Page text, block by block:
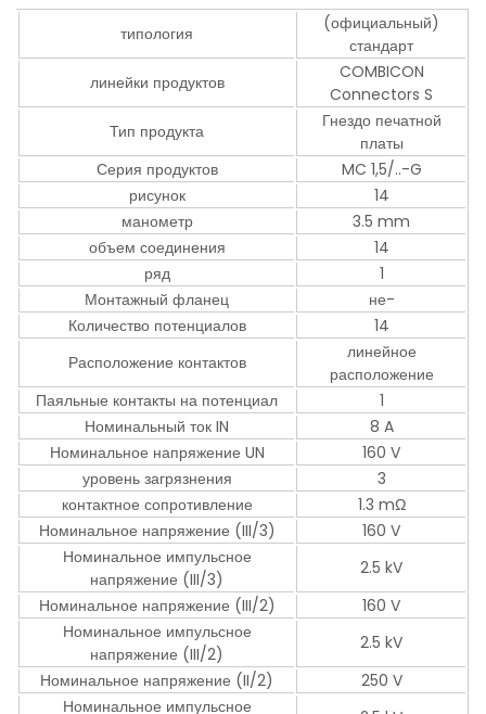
типология
(официальный)
стандарт
линейки продуктов
COMBICON
Connectors S
Тип продукта
Гнездо печатной
платы
Серия продуктов
MC 1,5/..-G
рисунок
14
манометр
3.5 mm
объем соединения
14
ряд
1
Монтажный фланец
не-
Количество потенциалов
14
Расположение контактов
линейное
расположение
Паяльные контакты на потенциал
1
Номинальный ток IN
8 A
Номинальное напряжение UN
160 V
уровень загрязнения
3
контактное сопротивление
1.3 mΩ
Номинальное напряжение (III/3)
160 V
Номинальное импульсное
напряжение (III/3)
2.5 kV
Номинальное напряжение (III/2)
160 V
Номинальное импульсное
напряжение (III/2)
2.5 kV
Номинальное напряжение (II/2)
250 V
Номинальное импульсное